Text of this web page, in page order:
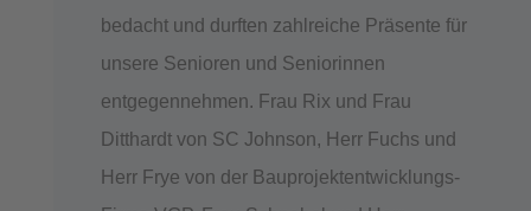
bedacht und durften zahlreiche Präsente für
unsere Senioren und Seniorinnen
entgegennehmen. Frau Rix und Frau
Ditthardt von SC Johnson, Herr Fuchs und
Herr Frye von der Bauprojektentwicklungs-